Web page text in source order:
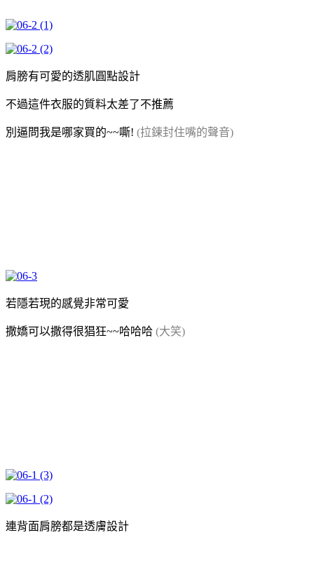
肩膀有可愛的透肌圓點設計
不過這件衣服的質料太差了不推薦
別逼問我是哪家買的~~嘶! (拉鍊封住嘴的聲音)
若隱若現的感覺非常可愛
撒嬌可以撒得很猖狂~~哈哈哈 (大笑)
連背面肩膀都是透膚設計